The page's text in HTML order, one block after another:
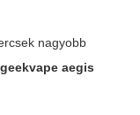
nagyobb
geekvape aegis